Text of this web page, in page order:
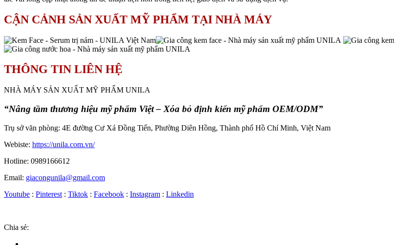
CẬN CẢNH SẢN XUẤT MỸ PHẨM TẠI NHÀ MÁY
THÔNG TIN LIÊN HỆ
NHÀ MÁY SẢN XUẤT MỸ PHẨM UNILA
“Nâng tầm thương hiệu mỹ phẩm Việt – Xóa bỏ định kiến mỹ phẩm OEM/ODM”
Trụ sở văn phòng: 4E đường Cư Xá Đồng Tiến, Phường Diên Hồng, Thành phố Hồ Chí Minh, Việt Nam
Webiste: https://unila.com.vn/
Hotline: 0989166612
Email: giacongunila@gmail.com
Youtube : Pinterest : Tiktok : Facebook : Instagram : Linkedin
Chia sẻ: